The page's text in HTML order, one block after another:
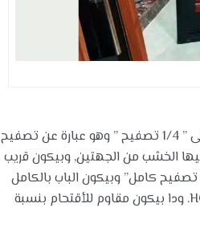
متاح منة مستويات مختلفة فى قوة التصفيح.. – مستوى تصفيح ضعيف بيسمى ” 1/4 تصفيح ” وهو عبارة عن تصفيح
الخشب من الجهتين, وبيكون قريب
كامل” وبيكون الباب بالكامل
مصفح من الداخل بصاج سمك 1.25 الى 1.5 مم والكوالين المستخدمة ماركة HOK. ودا بيكون مقاوم للأقتحام بنسبة